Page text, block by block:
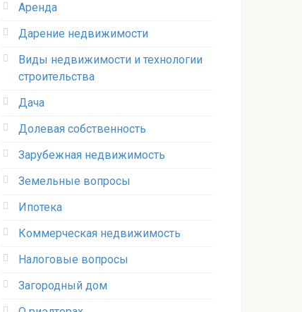
Аренда
Дарение недвижимости
Виды недвижимости и технологии
строительства
Дача
Долевая собственность
Зарубежная недвижимость
Земельные вопросы
Ипотека
Коммерческая недвижимость
Налоговые вопросы
Загородный дом